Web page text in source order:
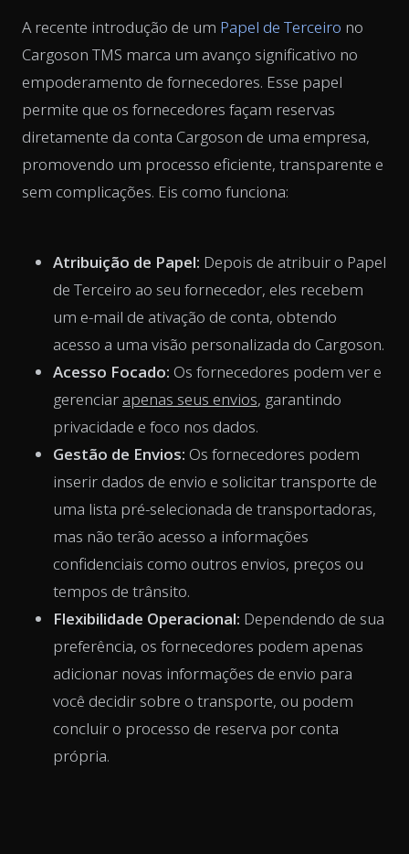
A recente introdução de um Papel de Terceiro no
Cargoson TMS marca um avanço significativo no
empoderamento de fornecedores. Esse papel
permite que os fornecedores façam reservas
diretamente da conta Cargoson de uma empresa,
promovendo um processo eficiente, transparente e
sem complicações. Eis como funciona:
Atribuição de Papel: Depois de atribuir o Papel
de Terceiro ao seu fornecedor, eles recebem
um e-mail de ativação de conta, obtendo
acesso a uma visão personalizada do Cargoson.
Acesso Focado: Os fornecedores podem ver e
gerenciar apenas seus envios, garantindo
privacidade e foco nos dados.
Gestão de Envios: Os fornecedores podem
inserir dados de envio e solicitar transporte de
uma lista pré-selecionada de transportadoras,
mas não terão acesso a informações
confidenciais como outros envios, preços ou
tempos de trânsito.
Flexibilidade Operacional: Dependendo de sua
preferência, os fornecedores podem apenas
adicionar novas informações de envio para
você decidir sobre o transporte, ou podem
concluir o processo de reserva por conta
própria.